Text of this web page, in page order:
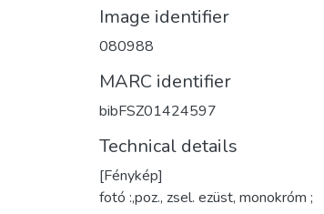
Image identifier
080988
MARC identifier
bibFSZ01424597
Technical details
[Fénykép]
fotó :,poz., zsel. ezüst, monokróm ;